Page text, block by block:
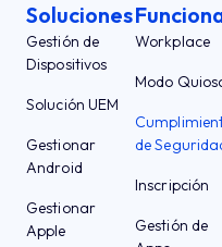
Soluciones
Gestión de
Dispositivos
Solución UEM
Gestionar
Android
Gestionar
Apple
Workplace
Modo
de
Inscripción
Gestión de